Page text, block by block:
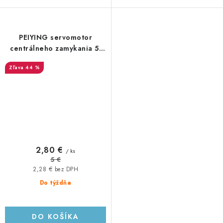
PEIYING servomotor
centrálneho zamykania 5-
44 %
Do týždňa
2,28 € bez DPH
2,80 € / ks
5 €
DO KOŠÍKA